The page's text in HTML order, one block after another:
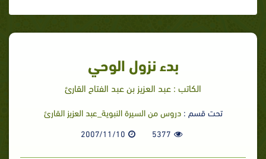
بدء نزول الوحي
الكاتب : عبد العزيز بن عبد الفتاح القارئ
تحت قسم :دروس من السيرة النبوية_عبد العزيز القارئ
5377
2007/11/10